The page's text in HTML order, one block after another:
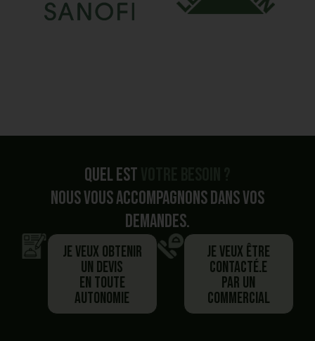
Quel est
Nous vous accompagnons dans vos
demandes.
Je veux obtenir
un devis
en toute
autonomie
Je veux être
contacté.e
par un
commercial